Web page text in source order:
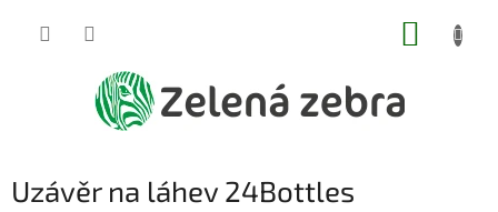
Uzávěr na láhev 24Bottles